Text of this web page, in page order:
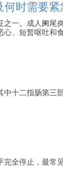
时需要紧
之一。成人阑尾
心、短暂呕吐和
中十二指肠第三
完全停止，最常